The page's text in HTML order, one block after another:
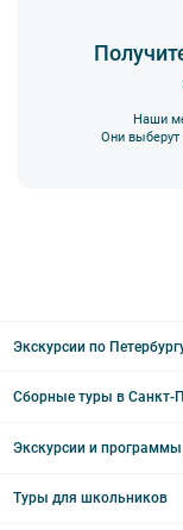
Наши
Они выберут
Экскурсии по
Сборные туры в Санкт-
Экскурсии и программы
Туры для школьников